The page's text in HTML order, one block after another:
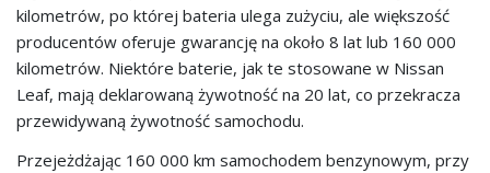
kilometrów, po której bateria ulega zużyciu, ale większość
producentów oferuje gwarancję na około 8 lat lub 160 000
kilometrów. Niektóre baterie, jak te stosowane w Nissan
Leaf, mają deklarowaną żywotność na 20 lat, co przekracza
przewidywaną żywotność samochodu.
Przejeżdżając 160 000 km samochodem benzynowym, przy